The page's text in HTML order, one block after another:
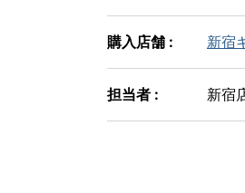
購入店舗 : 新宿
担当者 : 新宿